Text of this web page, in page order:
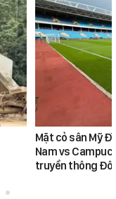
Mặt cỏ sân Mỹ
Nam vs
truyền thông